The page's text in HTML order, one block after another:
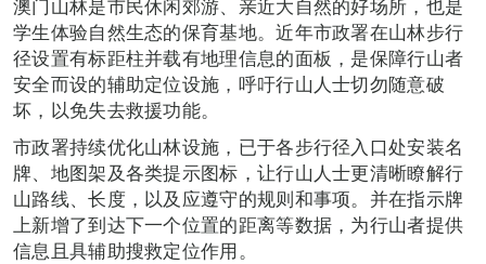
澳门山林是市民休闲郊游、亲近大自然的好场所，也是
学生体验自然生态的保育基地。近年市政署在山林步行
径设置有标距柱并载有地理信息的面板，是保障行山者
安全而设的辅助定位设施，呼吁行山人士切勿随意破
坏，以免失去救援功能。
市政署持续优化山林设施，已于各步行径入口处安装名
牌、地图架及各类提示图标，让行山人士更清晰瞭解行
山路线、长度，以及应遵守的规则和事项。并在指示牌
上新增了到达下一个位置的距离等数据，为行山者提供
信息且具辅助搜救定位作用。